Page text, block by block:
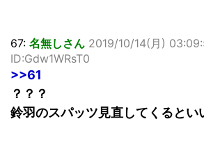
67: 名無しさん 2019/10/14(月)
ID:Gdw1WRsT0
>>61
？？？
鈴羽のスパッツ見直してくるとい